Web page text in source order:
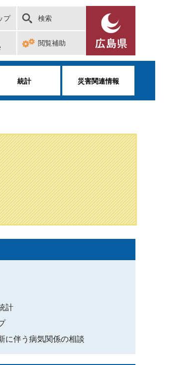
プ 検索
閲覧補助
統計 災害関連情報
計
に伴う病気関係の相談